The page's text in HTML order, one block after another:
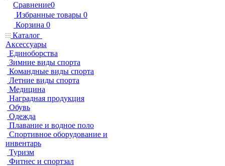
Сравнение0
Избранные товары 0
Корзина 0
Каталог
Аксессуары
Единоборства
Зимние виды спорта
Командные виды спорта
Летние виды спорта
Медицина
Наградная продукция
Обувь
Одежда
Плавание и водное поло
Спортивное оборудование и
инвентарь
Туризм
Фитнес и спортзал